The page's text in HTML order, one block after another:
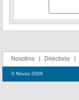
Nosotros Directorio
© Novus 2009